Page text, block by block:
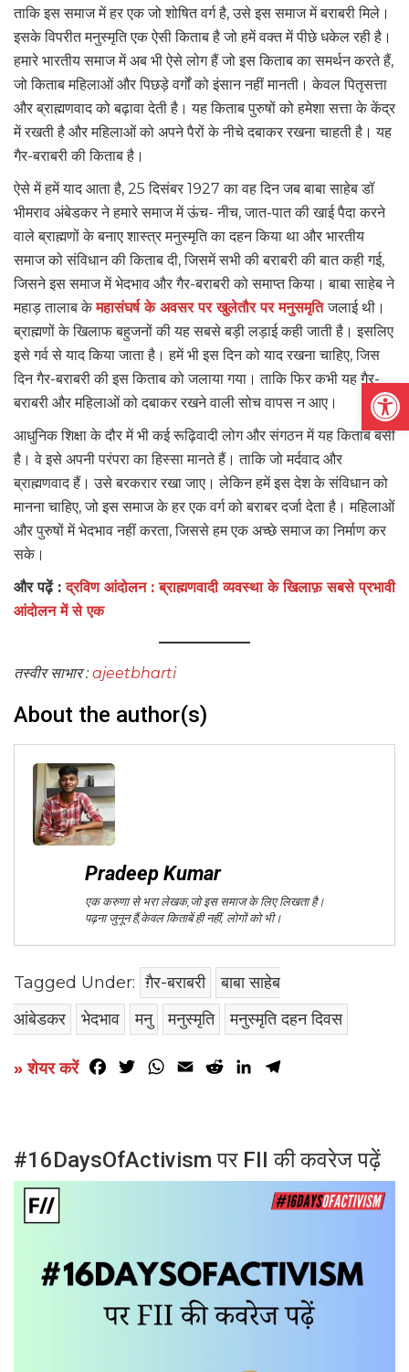
ताकि इस समाज में हर एक जो शोषित वर्ग है, उसे इस समाज में बराबरी मिले।
इसके विपरीत मनुस्मृति एक ऐसी किताब है जो हमें वक्त में पीछे धकेल रही है।
हमारे भारतीय समाज में अब भी ऐसे लोग हैं जो इस किताब का समर्थन करते हैं,
जो किताब महिलाओं और पिछड़े वर्गों को इंसान नहीं मानती। केवल पितृसत्ता
और ब्राह्मणवाद को बढ़ावा देती है। यह किताब पुरुषों को हमेशा सत्ता के केंद्र
में रखती है और महिलाओं को अपने पैरों के नीचे दबाकर रखना चाहती है। यह
गैर-बराबरी की किताब है।
ऐसे में हमें याद आता है, 25 दिसंबर 1927 का वह दिन जब बाबा साहेब डॉ
भीमराव अंबेडकर ने हमारे समाज में ऊंच- नीच, जात-पात की खाई पैदा करने
वाले ब्राह्मणों के बनाए शास्त्र मनुस्मृति का दहन किया था और भारतीय
समाज को संविधान की किताब दी, जिसमें सभी की बराबरी की बात कही गई,
जिसने इस समाज में भेदभाव और गैर-बराबरी को समाप्त किया। बाबा साहेब ने
महाड़ तालाब केमहासंघर्ष के अवसर पर खुलेतौर पर मनुसमृतिजलाई थी।
ब्राह्मणों के खिलाफ बहुजनों की यह सबसे बड़ी लड़ाई कही जाती है। इसलिए
इसे गर्व से याद किया जाता है। हमें भी इस दिन को याद रखना चाहिए, जिस
दिन गैर-बराबरी की इस किताब को जलाया गया। ताकि फिर कभी यह गैर-
बराबरी और महिलाओं को दबाकर रखने वाली सोच वापस न आए।
आधुनिक शिक्षा के दौर में भी कई रूढ़िवादी लोग और संगठन में यह किताब बसी
है। वे इसे अपनी परंपरा का हिस्सा मानते हैं। ताकि जो मर्दवाद और
ब्राह्मणवाद हैं। उसे बरकरार रखा जाए। लेकिन हमें इस देश के संविधान को
मानना चाहिए, जो इस समाज के हर एक वर्ग को बराबर दर्जा देता है। महिलाओं
और पुरुषों में भेदभाव नहीं करता, जिससे हम एक अच्छे समाज का निर्माण कर
सके।
और पढ़ें :द्रविण आंदोलन : ब्राह्मणवादी व्यवस्था के खिलाफ़ सबसे प्रभावी
आंदोलन में से एक
तस्वीर साभार : ajeetbharti
About the author(s)
Pradeep Kumar
एक करुणा से भरा लेखक,जो इस समाज के लिए लिखता है।
पढ़ना जुनून हैं,केवल किताबें ही नहीं, लोगों को भी।
Tagged Under: ग़ैर-बराबरी
बाबा साहेब
आंबेडकर
भेदभाव मनु मनुस्मृति मनुस्मृति दहन दिवस
» शेयर करें Facebook
TwitterWhatsApp
Email RedditLinkedIn
#16DaysOfActivism पर FII की कवरेज पढ़ें